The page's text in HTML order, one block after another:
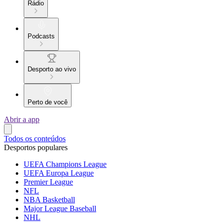
Rádio
Podcasts
Desporto ao vivo
Perto de você
Abrir a app
Todos os conteúdos
Desportos populares
UEFA Champions League
UEFA Europa League
Premier League
NFL
NBA Basketball
Major League Baseball
NHL